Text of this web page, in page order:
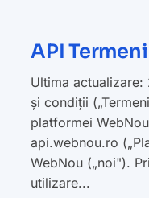
API
Ultima
și condiții
platformei
api.webnou.ro
WebNou („noi").
utilizare...